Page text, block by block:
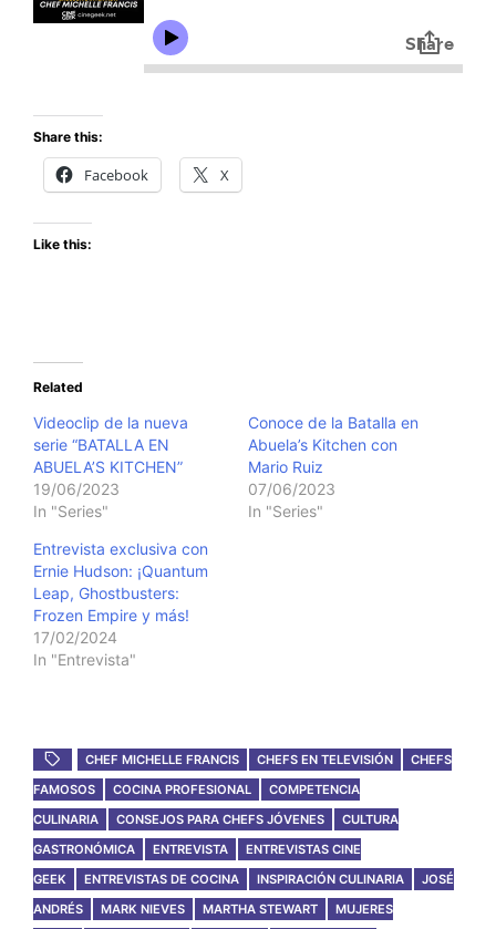
Share this:
Facebook X
Like this:
Related
Videoclip de la nueva
serie “BATALLA EN
ABUELA’S KITCHEN”
19/06/2023
In "Series"
Conoce de la Batalla en
Abuela’s Kitchen con
Mario Ruiz
07/06/2023
In "Series"
Entrevista exclusiva con
Ernie Hudson: ¡Quantum
Leap, Ghostbusters:
Frozen Empire y más!
17/02/2024
In "Entrevista"
CHEF MICHELLE FRANCIS CHEFS EN TELEVISIÓN
CHEFS
FAMOSOS
COCINA PROFESIONAL
COMPETENCIA
CULINARIA
CONSEJOS PARA CHEFS JÓVENES
CULTURA
GASTRONÓMICA
ENTREVISTA
ENTREVISTAS CINE
GEEK
ENTREVISTAS DE COCINA INSPIRACIÓN CULINARIA
JOSÉ
ANDRÉS
MARK NIEVES MARTHA STEWART
MUJERES